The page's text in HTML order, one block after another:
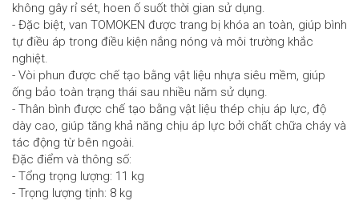
không gây rỉ sét, hoen ố suốt thời gian sử dụng.
- Đặc biệt, van TOMOKEN được trang bị khóa an toàn, giúp bình
tự điều áp trong điều kiện nắng nóng và môi trường khắc
nghiệt.
- Vòi phun được chế tạo bằng vật liệu nhựa siêu mềm, giúp
ống bảo toàn trạng thái sau nhiều năm sử dụng.
- Thân bình được chế tạo bằng vật liệu thép chịu áp lực, độ
dày cao, giúp tăng khả năng chịu áp lực bởi chất chữa cháy và
tác động từ bên ngoài.
Đặc điểm và thông số:
- Tổng trọng lượng: 11 kg
- Trọng lượng tịnh: 8 kg